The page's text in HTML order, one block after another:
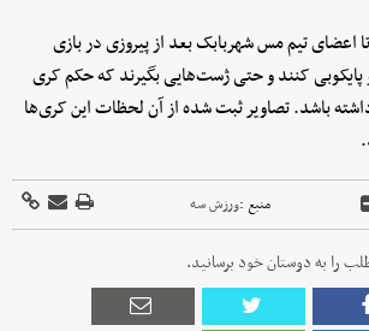
تیم مس شهربابک بعد از پیروزی در بازی
پایکوبی کنند و حتی ژست‌هایی بگیرند که حکم کری
باشد. تصاویر ثبت شده از آن لحظات این کری‌ها
منبع :ورزش سه
را به دوستان خود برسانید.